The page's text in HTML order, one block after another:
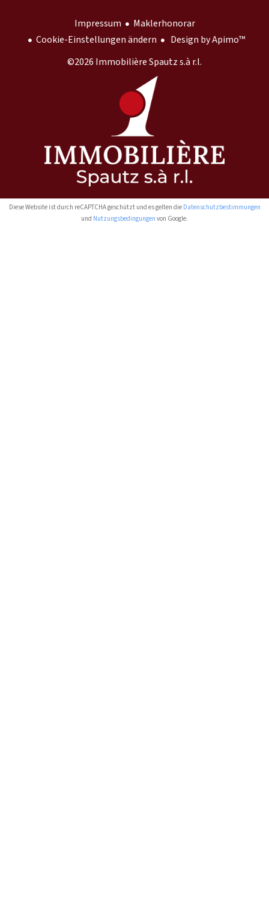
Impressum
Maklerhonorar
Cookie-Einstellungen ändern
Design byApimo™
©2026 Immobilière Spautz s.à r.l.
Diese Website ist durch reCAPTCHA geschützt und es gelten die Datenschutzbestimmungen
und Nutzungsbedingungen von Google.